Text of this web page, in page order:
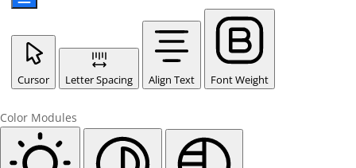
Cursor Letter Spacing Align Text Font Weight
Color Modules